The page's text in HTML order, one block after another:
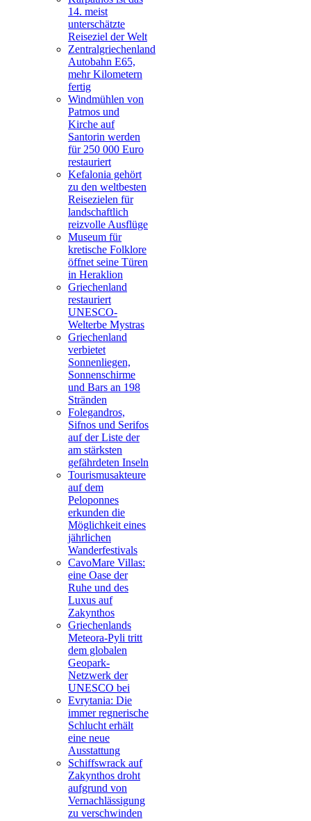
14. meist
unterschätzte
Reiseziel der Welt
Zentralgriechenland
Autobahn E65,
mehr Kilometern
fertig
Windmühlen von
Patmos und
Kirche auf
Santorin werden
für 250 000 Euro
restauriert
Kefalonia gehört
zu den weltbesten
Reisezielen für
landschaftlich
reizvolle Ausflüge
Museum für
kretische Folklore
öffnet seine Türen
in Heraklion
Griechenland
restauriert
UNESCO-
Welterbe Mystras
Griechenland
verbietet
Sonnenliegen,
Sonnenschirme
und Bars an 198
Stränden
Folegandros,
Sifnos und Serifos
auf der Liste der
am stärksten
gefährdeten Inseln
Tourismusakteure
auf dem
Peloponnes
erkunden die
Möglichkeit eines
jährlichen
Wanderfestivals
CavoMare Villas:
eine Oase der
Ruhe und des
Luxus auf
Zakynthos
Griechenlands
Meteora-Pyli tritt
dem globalen
Geopark-
Netzwerk der
UNESCO bei
Evrytania: Die
immer regnerische
Schlucht erhält
eine neue
Ausstattung
Schiffswrack auf
Zakynthos droht
aufgrund von
Vernachlässigung
zu verschwinden